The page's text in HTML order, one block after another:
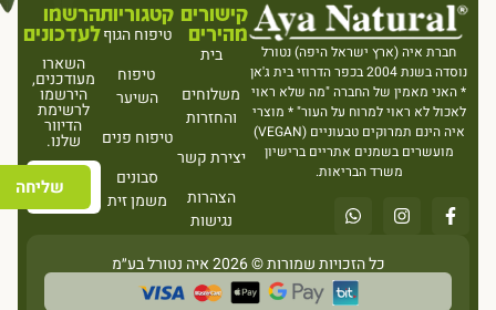
חברת איה (ארץ ישראל היפה) נטורל
נוסדה בשנת 2004 בכפר הדרוזי בית ג'אן
* האני מאמין של החברה "מה שלא ראוי
לאכול לא ראוי למרוח על העור" * מוצרי
איה הינם תמרוקים טבעוניים (VEGAN)
מועשרים בשמנים אתריים ברישיון
משרד הבריאות.
קישורים
מהירים
בית
משלוחים
והחזרות
יצירת קשר
הצהרות
נגישות
קטגוריות
טיפוח הגוף
טיפוח
השיער
טיפוח פנים
סבונים
משמן זית
הרשמו
לעדכונים
השארו
מעודכנים,
הירשמו
לרשימת
הדיוור
שלנו.
שליחה
כל הזכויות שמורות © 2026 איה נטורל בע״מ